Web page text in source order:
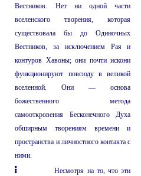
Вестников. Нет ни одной части
вселенского творения, которая
существовала бы до Одиночных
Вестников, за исключением Рая и
контуров Хавоны; они почти искони
функционируют повсюду в великой
вселенной. Они — основа
божественного метода
самооткровения Бесконечного Духа
обширным творениям времени и
пространства и личностного контакта с
ними.
Несмотря на то, что эти